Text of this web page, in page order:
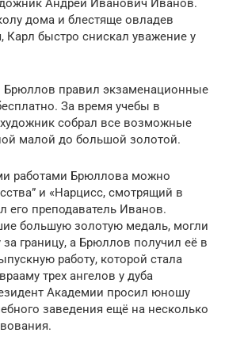
Андрей Иванович Иванов.
дома и блестяще овладев
Карл быстро снискал уважение у
Брюллов правил экзаменационные
За время учебы в
собрал все возможные
малой до большой золотой.
работами Брюллова можно
и «Нарцисс, смотрящий в
его преподаватель Иванов.
большую золотую медаль, могли
за границу, а Брюллов получил её в
работу, которой стала
трех ангелов у дуба
Академии просил юношу
заведения ещё на несколько